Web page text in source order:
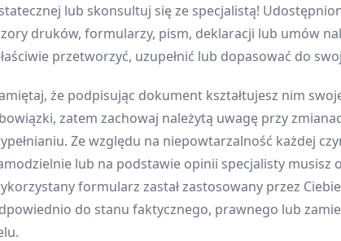
lub skonsultuj się ze specjalistą!
druków, formularzy, pism, deklaracji lub umów
przetworzyć, uzupełnić lub dopasować do
że podpisując dokument kształtujesz nim
zatem zachowaj należytą uwagę przy
Ze względu na niepowtarzalność każdej
lub na podstawie opinii specjalisty musisz
formularz zastał zastosowany przez Ciebie
do stanu faktycznego, prawnego lub